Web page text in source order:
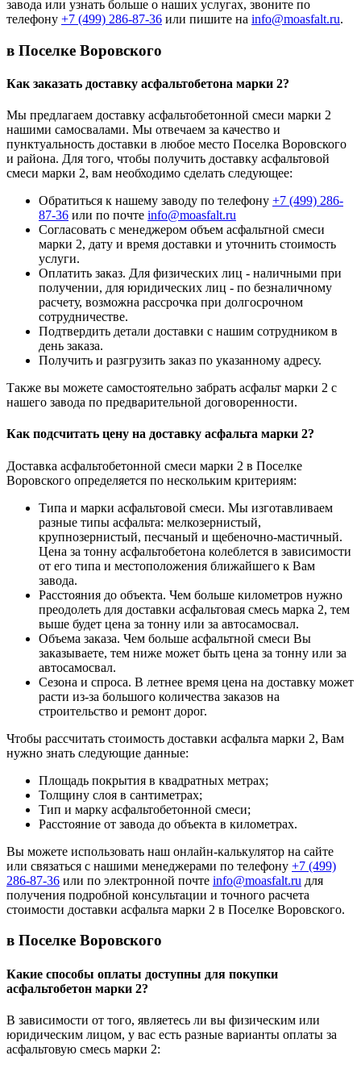
завода или узнать больше о наших услугах, звоните по
телефону +7 (499) 286-87-36 или пишите на info@moasfalt.ru.
в Поселке Воровского
Как заказать доставку асфальтобетона марки 2?
Мы предлагаем доставку асфальтобетонной смеси марки 2
нашими самосвалами. Мы отвечаем за качество и
пунктуальность доставки в любое место Поселка Воровского
и района. Для того, чтобы получить доставку асфальтовой
смеси марки 2, вам необходимо сделать следующее:
Обратиться к нашему заводу по телефону +7 (499) 286-
87-36 или по почте info@moasfalt.ru
Согласовать с менеджером объем асфальтной смеси
марки 2, дату и время доставки и уточнить стоимость
услуги.
Оплатить заказ. Для физических лиц - наличными при
получении, для юридических лиц - по безналичному
расчету, возможна рассрочка при долгосрочном
сотрудничестве.
Подтвердить детали доставки с нашим сотрудником в
день заказа.
Получить и разгрузить заказ по указанному адресу.
Также вы можете самостоятельно забрать асфальт марки 2 с
нашего завода по предварительной договоренности.
Как подсчитать цену на доставку асфальта марки 2?
Доставка асфальтобетонной смеси марки 2 в Поселке
Воровского определяется по нескольким критериям:
Типа и марки асфальтовой смеси. Мы изготавливаем
разные типы асфальта: мелкозернистый,
крупнозернистый, песчаный и щебеночно-мастичный.
Цена за тонну асфальтобетона колеблется в зависимости
от его типа и местоположения ближайшего к Вам
завода.
Расстояния до объекта. Чем больше километров нужно
преодолеть для доставки асфальтовая смесь марка 2, тем
выше будет цена за тонну или за автосамосвал.
Объема заказа. Чем больше асфальтной смеси Вы
заказываете, тем ниже может быть цена за тонну или за
автосамосвал.
Сезона и спроса. В летнее время цена на доставку может
расти из-за большого количества заказов на
строительство и ремонт дорог.
Чтобы рассчитать стоимость доставки асфальта марки 2, Вам
нужно знать следующие данные:
Площадь покрытия в квадратных метрах;
Толщину слоя в сантиметрах;
Тип и марку асфальтобетонной смеси;
Расстояние от завода до объекта в километрах.
Вы можете использовать наш онлайн-калькулятор на сайте
или связаться с нашими менеджерами по телефону +7 (499)
286-87-36 или по электронной почте info@moasfalt.ru для
получения подробной консультации и точного расчета
стоимости доставки асфальта марки 2 в Поселке Воровского.
в Поселке Воровского
Какие способы оплаты доступны для покупки
асфальтобетон марки 2?
В зависимости от того, являетесь ли вы физическим или
юридическим лицом, у вас есть разные варианты оплаты за
асфальтовую смесь марки 2: